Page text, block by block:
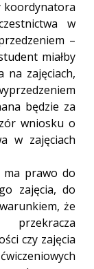
koordynatora
w
–
miałby
na zajęciach,
będzie za
wniosku o
w zajęciach
ma prawo do
zajęcia, do
że
czy zajęcia